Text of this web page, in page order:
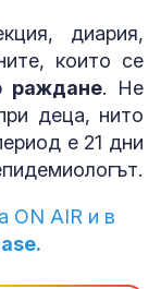
диария,
които се
раждане. Не
деца, нито
е 21 дни
ON AIR и в